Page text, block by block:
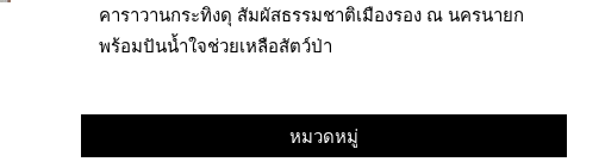
คาราวานกระทิงดุ สัมผัสธรรมชาติเมืองรอง ณ นครนายก
พร้อมปันน้ำใจช่วยเหลือสัตว์ป่า
หมวดหมู่